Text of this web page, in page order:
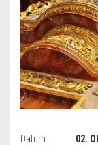
Datum:
02.